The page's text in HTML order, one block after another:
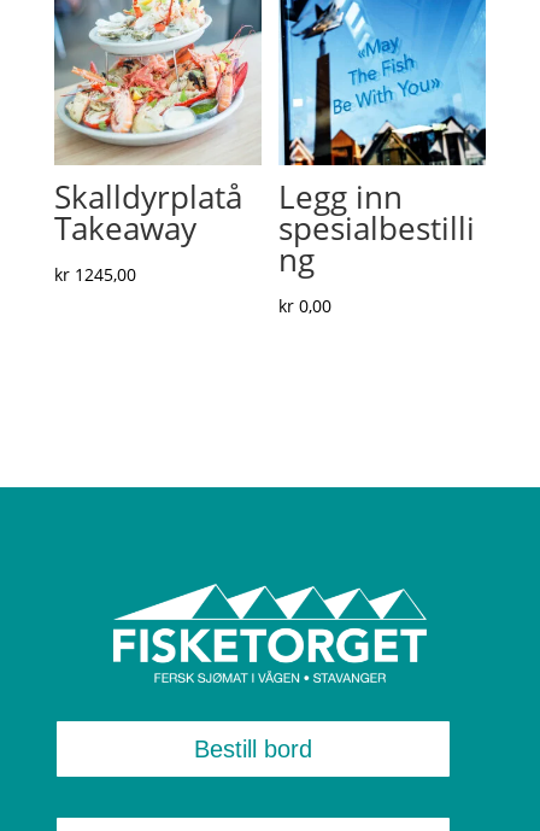
Skalldyrplatå
Takeaway
kr1245,00
Legg inn
spesialbestilli
ng
kr 0,00
Bestill bord